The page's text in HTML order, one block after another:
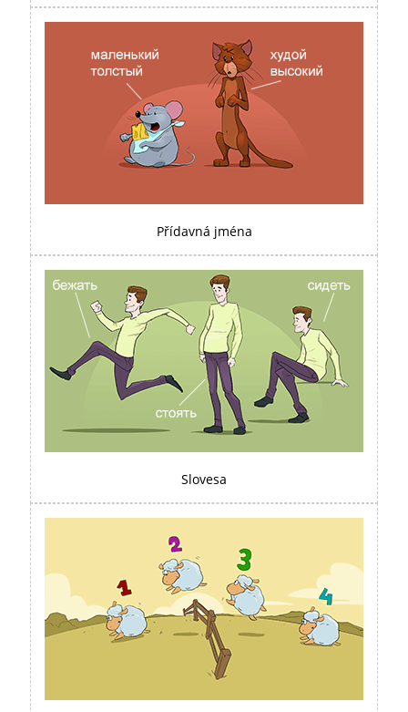
Přídavná jména
Slovesa